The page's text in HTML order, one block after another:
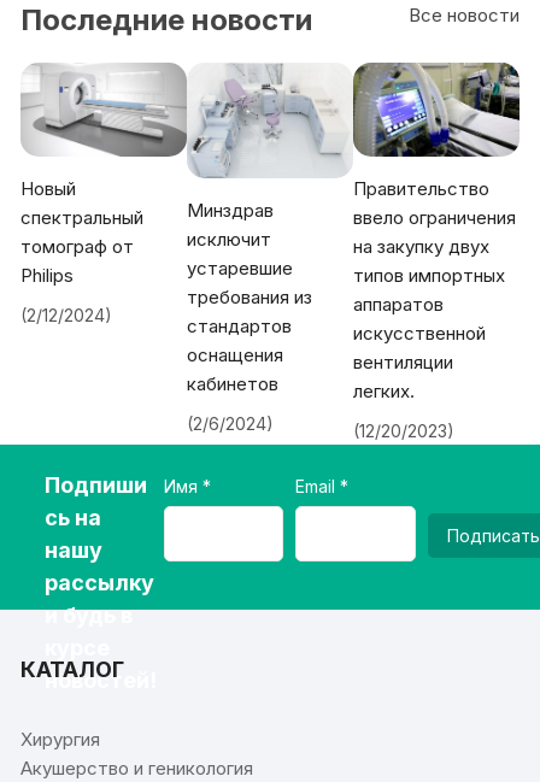
Все новости
Последние новости
Новый
спектральный
томограф от
Philips
(2/12/2024)
Минздрав
исключит
устаревшие
требования из
стандартов
оснащения
кабинетов
(2/6/2024)
Правительство
ввело ограничения
на закупку двух
типов импортных
аппаратов
искусственной
вентиляции
легких.
(12/20/2023)
Подпиши
сь на
нашу
рассылку
и будь в
новостей!
Имя Email
КАТАЛОГ
Хирургия
Акушерство и геникология